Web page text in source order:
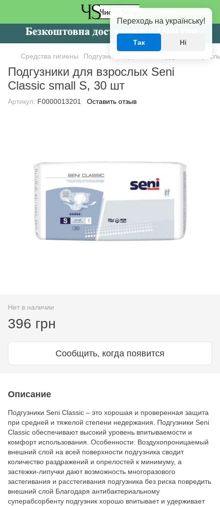
Средства гигиены Подгузники взрослые Подгузники
Подгузники для взрослых Seni
Classic small S, 30 шт
Артикул: F0000013201 Оставить отзыв
Нет в наличии
396 грн
Сообщить, когда появится
Описание
Подгузники Seni Classic – это хорошая и проверенная защита
при средней и тяжелой степени недержания. Подгузники Seni
Classic обеспечивают высокий уровень впитываемости и
комфорт использования. Особенности: Воздухопроницаемый
внешний слой на всей поверхности подгузника сводит
количество раздражений и опрелостей к минимуму, а
застежки-липучки дают возможность многоразового
застегивания и расстегивания подгузника без риска повредить
внешний слой Благодаря антибактериальному
суперабсорбенту подгузник хорошо впитывает и удерживает
Переходь на українську!
Так Ні